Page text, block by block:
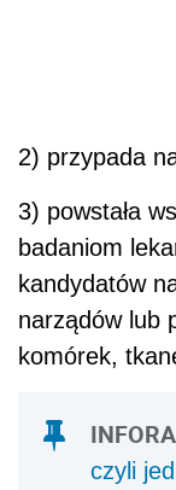
2) przypada
3) powstała
badaniom
kandydatów
narządów lub
komórek,
czyli